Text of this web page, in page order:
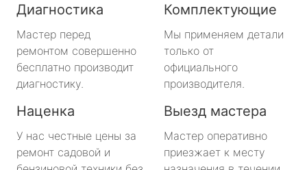
Диагностика
Мастер перед
ремонтом совершенно
бесплатно производит
диагностику.
Комплектующие
Мы применяем детали
только от
официального
производителя.
Наценка
У нас честные цены за
ремонт садовой и
Выезд мастера
Мастер оперативно
приезжает к месту